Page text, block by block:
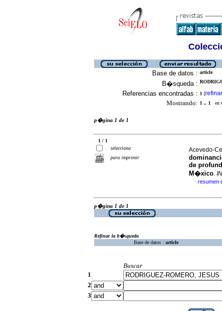
Base de datos : article
B�squeda :
Referencias encontradas : 1 [refinar
Mostrando: 1 .. 1 en
p�gina 1 de 1
1 / 1
selecciona
para imprimir
Acevedo-
de
M�xico.
· resumen
p�gina 1 de 1
Refinar la b�squeda
Base de datos : article
Buscar
1
2
3